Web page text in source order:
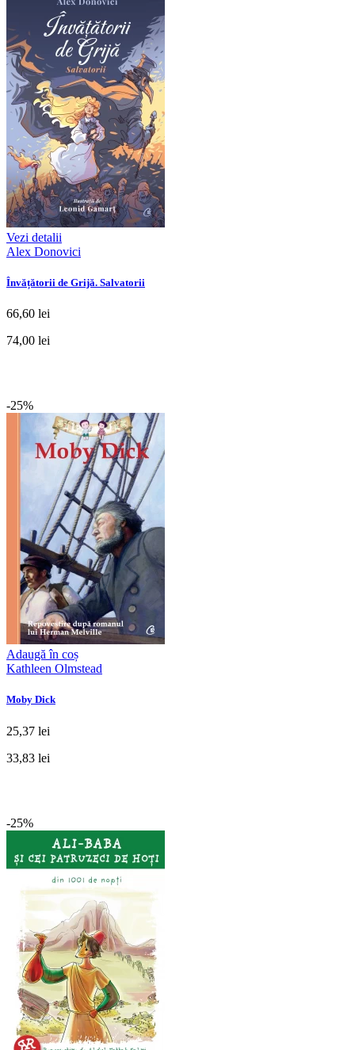
Vezi detalii
Alex Donovici
Învățătorii de Grijă. Salvatorii
66,60 lei
74,00 lei
-25%
Adaugă în coș
Kathleen Olmstead
Moby Dick
25,37 lei
33,83 lei
-25%